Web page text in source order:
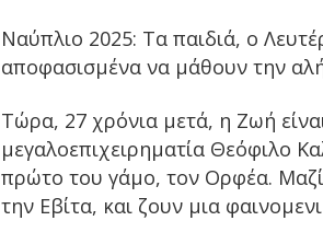
Ναύπλιο 2025: Τα παιδιά, ο
αποφασισμένα να μάθουν την
Τώρα, 27 χρόνια μετά, η Ζωή
μεγαλοεπιχειρηματία Θεόφιλο
πρώτο του γάμο, τον Ορφέα.
την Εβίτα, και ζουν μια